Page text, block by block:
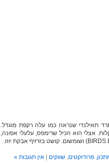
השלישי, הוא עלה שיעלה לגדולה. 3. תרד תאילנדי שנראה כמו עלה רקפת מוגדל.
אצלי הוא הכיל שרימפס, עלעלי אפונה,
, פרודוקטים, שווקים אין תגובות »